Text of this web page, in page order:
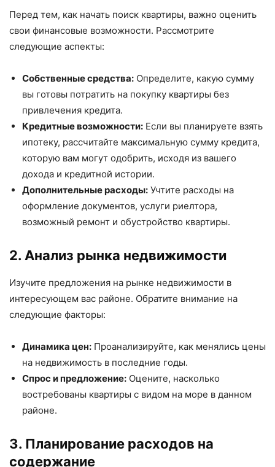
Перед тем, как начать поиск квартиры, важно оценить
свои финансовые возможности. Рассмотрите
следующие аспекты:
Собственные средства: Определите, какую сумму
вы готовы потратить на покупку квартиры без
привлечения кредита.
Кредитные возможности: Если вы планируете взять
ипотеку, рассчитайте максимальную сумму кредита,
которую вам могут одобрить, исходя из вашего
дохода и кредитной истории.
Дополнительные расходы: Учтите расходы на
оформление документов, услуги риелтора,
возможный ремонт и обустройство квартиры.
2. Анализ рынка недвижимости
Изучите предложения на рынке недвижимости в
интересующем вас районе. Обратите внимание на
следующие факторы:
Динамика цен: Проанализируйте, как менялись цены
на недвижимость в последние годы.
Спрос и предложение: Оцените, насколько
востребованы квартиры с видом на море в данном
районе.
3. Планирование расходов на
содержание